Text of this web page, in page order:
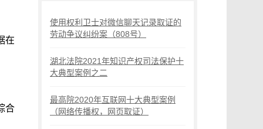
在
合
使用权利卫士对微信聊天记录取证的
劳动争议纠纷案（808号）
湖北法院2021年知识产权司法保护十
大典型案例之二
最高院2020年互联网十大典型案例
（网络传播权，网页取证）